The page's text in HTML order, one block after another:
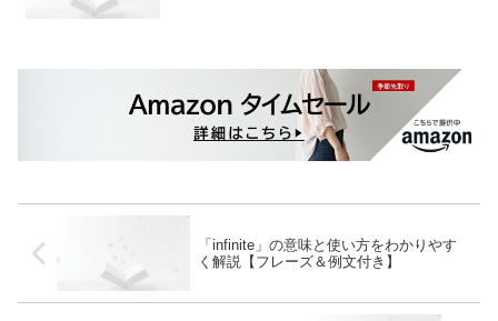
「infinite」の意味と使い方をわかりやす
く解説【フレーズ＆例文付き】